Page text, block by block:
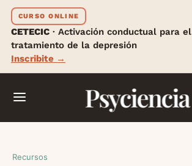
CURSO ONLINE
CETECIC · Activación conductual para el
tratamiento de la depresión
Inscribite →
Psyciencia
Recursos